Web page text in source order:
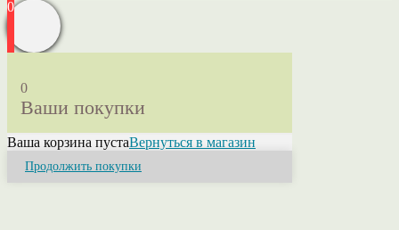
0
0
Ваши покупки
Ваша корзина пустаВернуться в магазин
Продолжить покупки